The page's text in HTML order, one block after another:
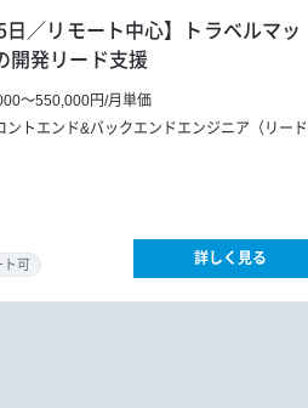
／リモート中心】トラベルマッ
開発リード支援
～550,000円/月単価
ントエンド&バックエンドエンジニア（リード
ト可 詳しく見る